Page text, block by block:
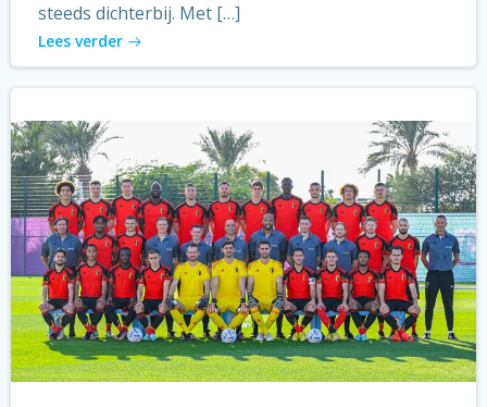
steeds dichterbij. Met […]
Lees verder